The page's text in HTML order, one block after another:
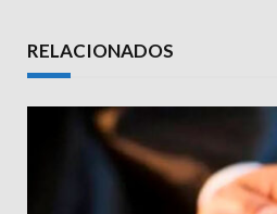
RELACIONADOS